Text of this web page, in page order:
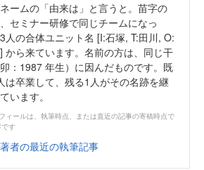
ームの「由来は」と言うと。苗字の
セミナー研修で同じチームになっ
人の合体ユニット名 [I:石塚, T:田川, O:
から来ています。名前の方は、同じ干
：1987 年生）に因んだものです。既
は卒業して、残る1人がその名跡を継
います。
ィールは、執筆時点、または直近の記事の寄稿時点で
す
者の最近の執筆記事